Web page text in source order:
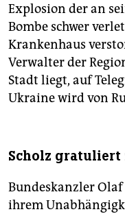
Explosion der an
Bombe schwer
Krankenhaus
Verwalter der
Stadt liegt, auf
Ukraine wird von
Scholz gratuliert
Bundeskanzler
ihrem